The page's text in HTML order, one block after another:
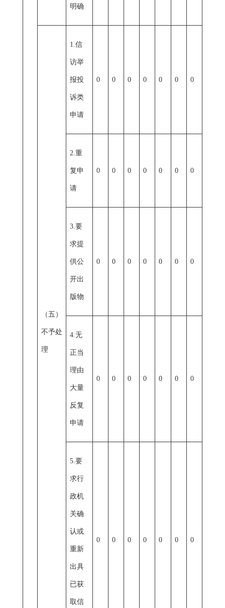
明确
（五）
不予处
理
1.信
访举
报投
诉类
申请
0 0 0 0 0 0 0
2.重
复申
请
0 0 0 0 0 0 0
3.要
求提
供公
开出
版物
0 0 0 0 0 0 0
4.无
正当
理由
大量
反复
申请
0 0 0 0 0 0 0
5.要
求行
政机
关确
认或
重新
出具
已获
取信
0 0 0 0 0 0 0